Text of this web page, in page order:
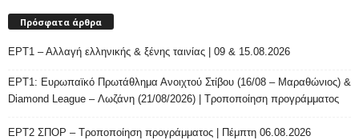
Πρόσφατα άρθρα
ΕΡΤ1 – Αλλαγή ελληνικής & ξένης ταινίας | 09 & 15.08.2026
ΕΡΤ1: Ευρωπαϊκό Πρωτάθλημα Ανοιχτού Στίβου (16/08 – Μαραθώνιος) &
Diamond League – Λωζάνη (21/08/2026) | Τροποποίηση προγράμματος
ΕΡΤ2 ΣΠΟΡ – Τροποποίηση προγράμματος | Πέμπτη 06.08.2026